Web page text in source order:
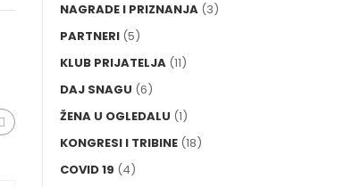
NAGRADE I PRIZNANJA (3)
PARTNERI (5)
KLUB PRIJATELJA (11)
DAJ SNAGU (6)
ŽENA U OGLEDALU (1)
KONGRESI I TRIBINE (18)
COVID 19 (4)